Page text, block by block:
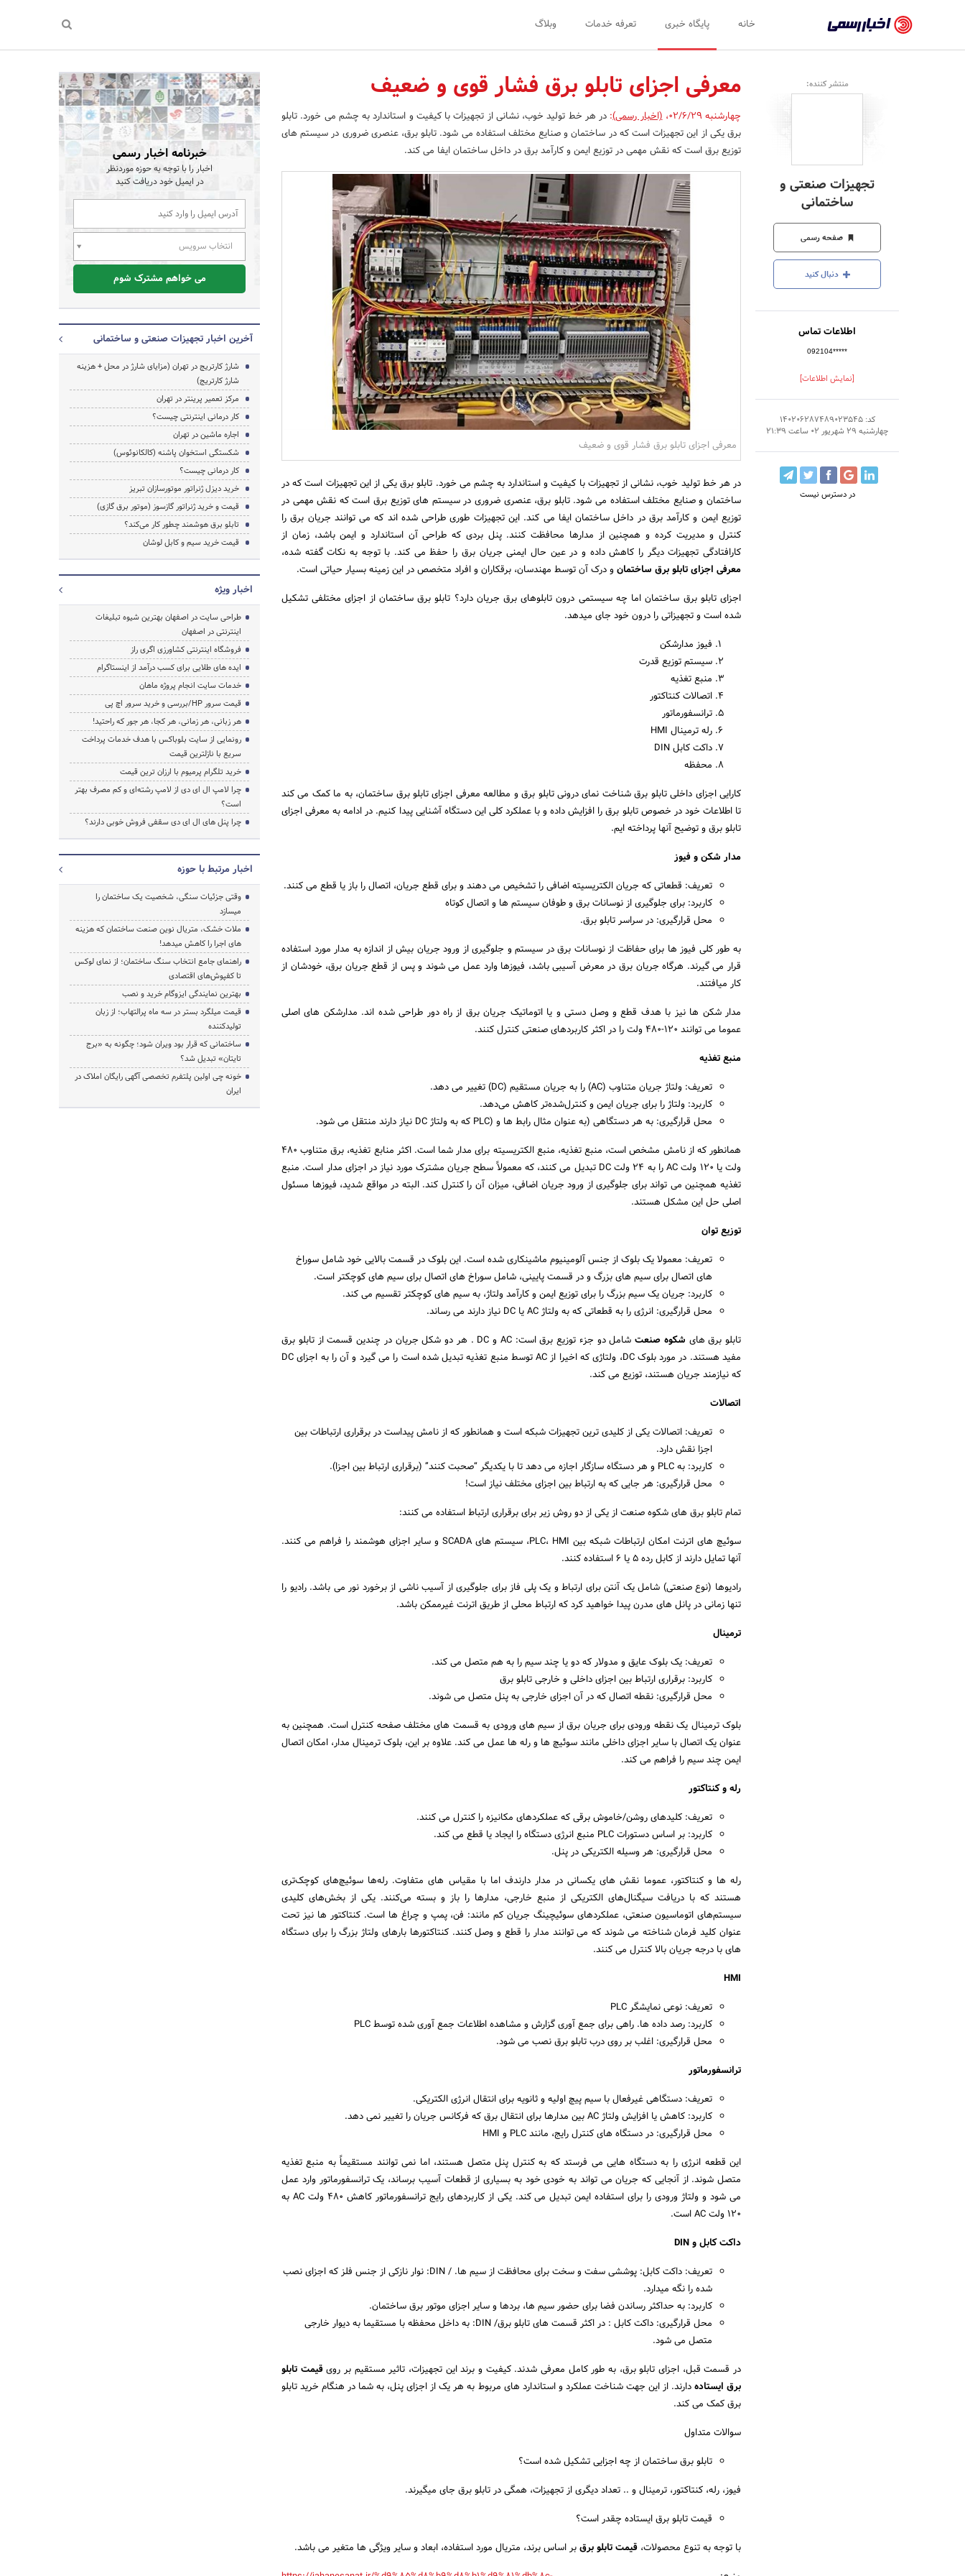
رسمی
-
اخبار
شرکت‌ها،
سازمان‌ها
و
روابط
عمومی‌ها
خانه پایگاه خبری تعرفه خدمات وبلاگ
منتشر کننده:
تجهیزات صنعتی و
ساختمانی
صفحه رسمی
دنبال کنید
اطلاعات تماس
092104*****
[نمایش اطلاعات]
کد: 140206287489023545
چهارشنبه 29 شهریور 02 ساعت 21:39
در دسترس نیست
معرفی اجزای تابلو برق فشار قوی و ضعیف
چهارشنبه 02/6/29 ،(اخبار رسمی): در هر خط تولید خوب، نشانی از تجهیزات با کیفیت و استاندارد به چشم می خورد. تابلو
برق یکی از این تجهیزات است که در ساختمان و صنایع مختلف استفاده می شود. تابلو برق، عنصری ضروری در سیستم های
توزیع برق است که نقش مهمی در توزیع ایمن و کارآمد برق در داخل ساختمان ایفا می کند.
معرفی اجزای تابلو برق فشار قوی و ضعیف
در هر خط تولید خوب، نشانی از تجهیزات با کیفیت و استاندارد به چشم می خورد. تابلو برق یکی از این تجهیزات است که در
ساختمان و صنایع مختلف استفاده می شود. تابلو برق، عنصری ضروری در سیستم های توزیع برق است که نقش مهمی در
توزیع ایمن و کارآمد برق در داخل ساختمان ایفا می کند. این تجهیزات طوری طراحی شده اند که می توانند جریان برق را
کنترل و مدیریت کرده و همچنین از مدارها محافظت کنند. پنل بردی که طراحی آن استاندارد و ایمن باشد، زمان از
کارافتادگی تجهیزات دیگر را کاهش داده و در عین حال ایمنی جریان برق را حفظ می کند. با توجه به نکات گفته شده،
معرفی اجزای تابلو برق ساختمانو درک آن توسط مهندسان، برقکاران و افراد متخصص در این زمینه بسیار حیاتی است.
اجزای تابلو برق ساختمان اما چه سیستمی درون تابلوهای برق جریان دارد؟ تابلو برق ساختمان از اجزای مختلفی تشکیل
شده است و تجهیزاتی را درون خود جای میدهد.
فیوز مدارشکن
سیستم توزیع قدرت
منبع تغذیه
اتصالات کنتاکتور
ترانسفورماتور
رله ترمینال HMI
داکت کابل DIN
محفظه
کارایی اجزای داخلی تابلو برق شناخت نمای درونی تابلو برق و مطالعه معرفی اجزای تابلو برق ساختمان، به ما کمک می کند
تا اطلاعات خود در خصوص تابلو برق را افزایش داده و با عملکرد کلی این دستگاه آشنایی پیدا کنیم. در ادامه به معرفی اجزای
تابلو برق و توضیح آنها پرداخته ایم.
مدار شکن و فیوز
تعریف: قطعاتی که جریان الکتریسیته اضافی را تشخیص می دهند و برای قطع جریان، اتصال را باز یا قطع می کنند.
کاربرد: برای جلوگیری از نوسانات برق و طوفان سیستم ها و اتصال کوتاه
محل قرارگیری: در سراسر تابلو برق.
به طور کلی فیوز ها برای حفاظت از نوسانات برق در سیستم و جلوگیری از ورود جریان بیش از اندازه به مدار مورد استفاده
قرار می گیرند. هرگاه جریان برق در معرض آسیبی باشد، فیوزها وارد عمل می شوند و پس از قطع جریان برق، خودشان از
کار میافتند.
مدار شکن ها نیز با هدف قطع و وصل دستی و یا اتوماتیک جریان برق از راه دور طراحی شده اند. مدارشکن های اصلی
عموما می توانند ۱۲۰-۴۸۰ ولت را در اکثر کاربردهای صنعتی کنترل کنند.
منبع تغذیه
تعریف: ولتاژ جریان متناوب (AC) را به جریان مستقیم (DC) تغییر می دهد.
کاربرد: ولتاژ را برای جریان ایمن و کنترل‌شده‌تر کاهش می‌دهد.
محل قرارگیری: به هر دستگاهی (به عنوان مثال رابط ها و (PLC که به ولتاژ DC نیاز دارند منتقل می شود.
همانطور که از نامش مشخص است، منبع تغذیه، منبع الکتریسیته برای مدار شما است. اکثر منابع تغذیه، برق متناوب ۴۸۰
ولت یا ۱۲۰ ولت AC را به ۲۴ ولت DC تبدیل می کنند، که معمولاً سطح جریان مشترک مورد نیاز در اجزای مدار است. منبع
تغذیه همچنین می تواند برای جلوگیری از ورود جریان اضافی، میزان آن را کنترل کند. البته در مواقع شدید، فیوزها مسئول
اصلی حل این مشکل هستند.
توزیع توان
تعریف: معمولا یک بلوک از جنس آلومینیوم ماشینکاری شده است. این بلوک در قسمت بالایی خود شامل سوراخ
های اتصال برای سیم های بزرگ و در قسمت پایینی، شامل سوراخ های اتصال برای سیم های کوچکتر است.
کاربرد: جریان یک سیم بزرگ را برای توزیع ایمن و کارآمد ولتاژ، به سیم های کوچکتر تقسیم می کند.
محل قرارگیری: انرژی را به قطعاتی که به ولتاژ AC یا DC نیاز دارند می رساند.
تابلو برق های شکوه صنعت
شامل دو جزء توزیع برق است: AC و DC . هر دو شکل جریان در چندین قسمت از تابلو برق
مفید هستند. در مورد بلوک DC، ولتاژی که اخیرا از AC توسط منبع تغذیه تبدیل شده است را می گیرد و آن را به اجزای DC
که نیازمند جریان هستند، توزیع می کند.
اتصالات
تعریف: اتصالات یکی از کلیدی ترین تجهیزات شبکه است و همانطور که از نامش پیداست در برقراری ارتباطات بین
اجزا نقش دارد.
کاربرد: به PLC و هر دستگاه سازگار اجازه می دهد تا با یکدیگر “صحبت کنند” (برقراری ارتباط بین اجزا).
محل قرارگیری: هر جایی که به ارتباط بین اجزای مختلف نیاز است!
تمام تابلو برق های شکوه صنعت از یکی از دو روش زیر برای برقراری ارتباط استفاده می کنند:
سوئیچ های اترنت امکان ارتباطات شبکه بین PLC، HMI، سیستم های SCADA و سایر اجزای هوشمند را فراهم می کنند.
آنها تمایل دارند از کابل رده ۵ یا ۶ استفاده کنند.
رادیوها (نوع صنعتی) شامل یک آنتن برای ارتباط و یک پلی فاز برای جلوگیری از آسیب ناشی از برخورد نور می باشد. رادیو را
تنها زمانی در پانل های مدرن پیدا خواهید کرد که ارتباط محلی از طریق اترنت غیرممکن باشد.
ترمینال
تعریف: یک بلوک عایق و مدولار که دو یا چند سیم را به هم متصل می کند.
کاربرد: برقراری ارتباط بین اجزای داخلی و خارجی تابلو برق
محل قرارگیری: نقطه اتصال که در آن اجزای خارجی به پنل متصل می شوند.
بلوک ترمینال یک نقطه ورودی برای جریان برق از سیم های ورودی به قسمت های مختلف صفحه کنترل است. همچنین به
عنوان یک اتصال با سایر اجزای داخلی مانند سوئیچ ها و رله ها عمل می کند. علاوه بر این، بلوک ترمینال مدار، امکان اتصال
ایمن چند سیم را فراهم می کند.
رله و کنتاکتور
تعریف: کلیدهای روشن/خاموش برقی که عملکردهای مکانیزه را کنترل می کنند.
کاربرد: بر اساس دستورات PLC منبع انرژی دستگاه را ایجاد یا قطع می کند.
محل قرارگیری: هر وسیله الکتریکی در پنل.
رله ها و کنتاکتور، عموما نقش های یکسانی در مدار دارندف اما با مقیاس های متفاوت. رله‌ها سوئیچ‌های کوچک‌تری
هستند که با دریافت سیگنال‌های الکتریکی از منبع خارجی، مدارها را باز و بسته می‌کنند. یکی از بخش‌های کلیدی
سیستم‌های اتوماسیون صنعتی، عملکردهای سوئیچینگ جریان کم مانند: فن، پمپ و چراغ ها است. کنتاکتور ها نیز تحت
عنوان کلید فرمان شناخته می شوند که می توانند مدار را قطع و وصل کنند. کنتاکتورها بارهای ولتاژ بزرگ را برای دستگاه
های با درجه جریان بالا کنترل می کنند.
HMI
تعریف: نوعی نمایشگر PLC
کاربرد: رصد داده ها. راهی برای جمع آوری گزارش و مشاهده اطلاعات جمع آوری شده توسط PLC
محل قرارگیری: اغلب بر روی درب تابلو برق نصب می شود.
ترانسفورماتور
تعریف: دستگاهی غیرفعال با سیم پیچ اولیه و ثانویه برای انتقال انرژی الکتریکی.
کاربرد: کاهش یا افزایش ولتاژ AC بین مدارها برای انتقال برق که فرکانس جریان را تغییر نمی دهد.
محل قرارگیری: در دستگاه های کنترل رایج، مانند PLC و HMI
این قطعه انرژی را به دستگاه هایی می فرستد که به کنترل پنل متصل هستند، اما نمی توانند مستقیماً به منبع تغذیه
متصل شوند. از آنجایی که جریان می تواند به خودی خود به بسیاری از قطعات آسیب برساند، یک ترانسفورماتور وارد عمل
می شود و ولتاژ ورودی را برای استفاده ایمن تبدیل می کند. یکی از کاربردهای رایج ترانسفورماتور کاهش ۴۸۰ ولت AC به
۱۲۰ ولت AC است.
داکت کابل و
تعریف: داکت کابل: پوششی سفت و سخت برای محافظت از سیم ها. / DIN: نوار نازکی از جنس فلز که اجزای نصب
شده را نگه میدارد.
کاربرد: به حداکثر رساندن فضا برای حضور سیم ها، بردها و سایر اجزای موتور برق ساختمان.
محل قرارگیری: داکت کابل : در اکثر قسمت های تابلو برق/ DIN: به داخل محفظه با مستقیما به دیوار خارجی
متصل می شود.
در قسمت قبل، اجزای تابلو برق، به طور کامل معرفی شدند. کیفیت و برند این تجهیزات، تاثیر مستقیم بر رویقیمت تابلو
برق ایستادهدارند. از این جهت شناخت عملکرد و استاندارد های مربوط به هر یک از اجزای پنل، به شما در هنگام خرید تابلو
برق کمک می کند.
سوالات متداول
تابلو برق ساختمان از چه اجزایی تشکیل شده است؟
فیوز، رله، کنتاکتور، ترمینال و .. تعداد دیگری از تجهیزات، همگی در تابلو برق جای میگیرند.
قیمت تابلو برق ایستاده چقدر است؟
با توجه به تنوع محصولات، قیمت تابلو برقبر اساس برند، متریال مورد استفاده، ابعاد و سایر ویژگی ها متغیر می باشد.
خبرنامه اخبار رسمی
اخبار را با توجه به حوزه موردنظر
در ایمیل خود دریافت کنید
انتخاب سرویس
می خواهم مشترک شوم
آخرین اخبار تجهیزات صنعتی و ساختمانی
شارژ کارتریج در تهران (مزایای شارژ در محل + هزینه
شارژ کارتریج)
مرکز تعمیر پرینتر در تهران
کار درمانی اینترنتی چیست؟
اجاره ماشین در تهران
شکستگی استخوان پاشنه (کالکانوئوس)
کار درمانی چیست؟
خرید دیزل ژنراتور موتورسازان تبریز
قیمت و خرید ژنراتور گازسوز (موتور برق گازی)
تابلو برق هوشمند چطور کار می‌کند؟
قیمت خرید سیم و کابل لوشان
اخبار ویژه
طراحی سایت در اصفهان بهترین شیوه تبلیغات
اینترنتی در اصفهان
فروشگاه اینترنتی کشاورزی اگری راز
ایده های طلایی برای کسب درآمد از اینستاگرام
خدمات سایت انجام پروژه ماهان
قیمت سرور HP/بررسی و خرید سرور اچ پی
هر زبانی، هر زمانی، هر کجا، هر جور که راحتید!
رونمایی از سایت بلوباکس با هدف خدمات پرداخت
سریع با نازلترین قیمت
خرید تلگرام پرمیوم با ارزان ترین قیمت
چرا لامپ ال ای دی از لامپ رشته‌ای و کم مصرف بهتر
است؟
چرا پنل های ال ای دی سقفی فروش خوبی دارند؟
اخبار مرتبط با حوزه
وقتی جزئیات سنگی، شخصیت یک ساختمان را
میسازد
ملات خشک، متریال نوین صنعت ساختمان که هزینه‌
های اجرا را کاهش میدهد!
راهنمای جامع انتخاب سنگ ساختمان؛ از نمای لوکس
تا کفپوش‌های اقتصادی
بهترین نمایندگی ایزوگام خرید و نصب
قیمت میلگرد بستر در سه ماه پرالتهاب؛ از زبان
تولیدکننده
ساختمانی که قرار بود ویران شود؛ چگونه به «برج
تایتان» تبدیل شد؟
خونه چی اولین پلتفرم تخصصی آگهی رایگان املاک در
ایران